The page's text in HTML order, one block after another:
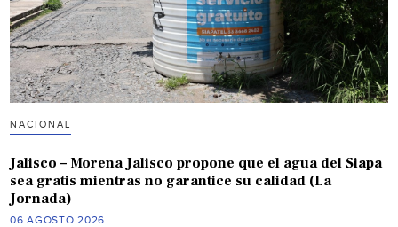
NACIONAL
Jalisco – Morena Jalisco propone que el agua del Siapa
sea gratis mientras no garantice su calidad (La
Jornada)
06 AGOSTO 2026